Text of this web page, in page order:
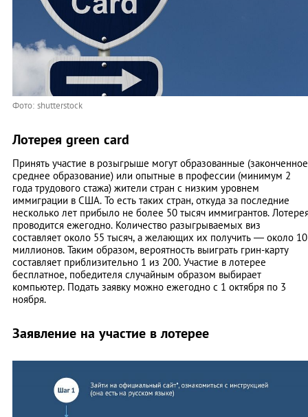
Фото: shutterstock
Лотерея green card
Принять участие в розыгрыше могут образованные (законченное
среднее образование) или опытные в профессии (минимум 2
года трудового стажа) жители стран с низким уровнем
иммиграции в США. То есть таких стран, откуда за последние
несколько лет прибыло не более 50 тысяч иммигрантов.
проводится ежегодно. Количество разыгрываемых виз
составляет около 55 тысяч, а желающих их получить — около 10
миллионов. Таким образом, вероятность выиграть грин-карту
составляет приблизительно 1 из 200. Участие в лотерее
бесплатное, победителя случайным образом выбирает
компьютер. Подать заявку можно ежегодно с 1 октября по 3
ноября.
Заявление на участие в лотерее